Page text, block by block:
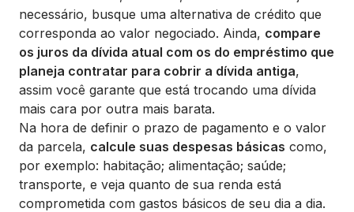
necessário, busque uma alternativa de crédito que
corresponda ao valor negociado. Ainda, compare
os juros da dívida atual com os do empréstimo que
planeja contratar para cobrir a dívida antiga,
assim você garante que está trocando uma dívida
mais cara por outra mais barata.
Na hora de definir o prazo de pagamento e o valor
da parcela, calcule suas despesas básicas como,
por exemplo: habitação; alimentação; saúde;
transporte, e veja quanto de sua renda está
comprometida com gastos básicos de seu dia a dia.